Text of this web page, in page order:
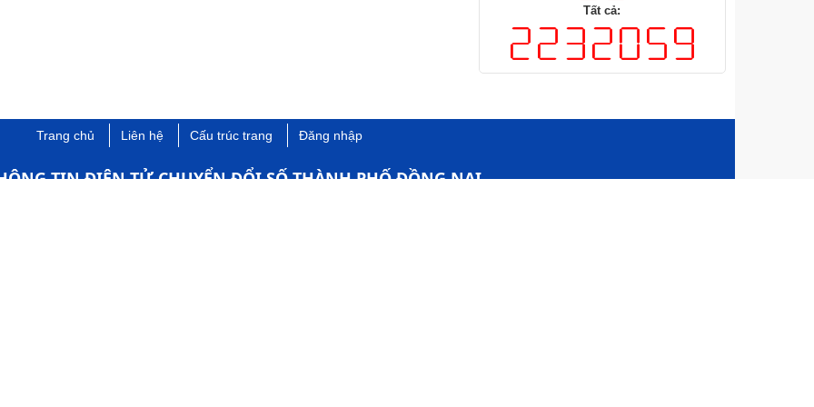
Tất cả:
Trang chủ Liên hệ Cấu trúc trang Đăng nhập
TIN ĐIỆN TỬ CHUYỂN ĐỔI SỐ THÀNH PHỐ ĐỒNG NAI​